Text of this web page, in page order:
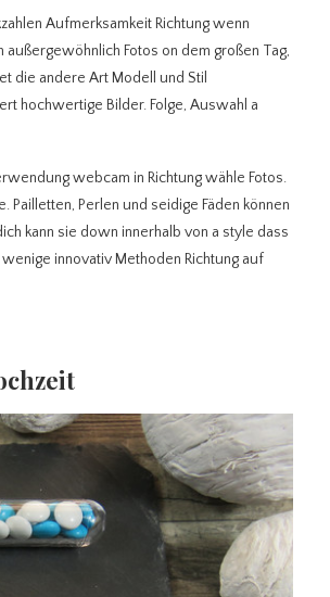
Aufmerksamkeit Richtung wenn
Fotos on dem großen Tag,
die andere Art Modell und Stil
hochwertige Bilder. Folge, Auswahl a
webcam in Richtung wähle Fotos.
Perlen und seidige Fäden können
kann sie down innerhalb von a style dass
innovativ Methoden Richtung auf